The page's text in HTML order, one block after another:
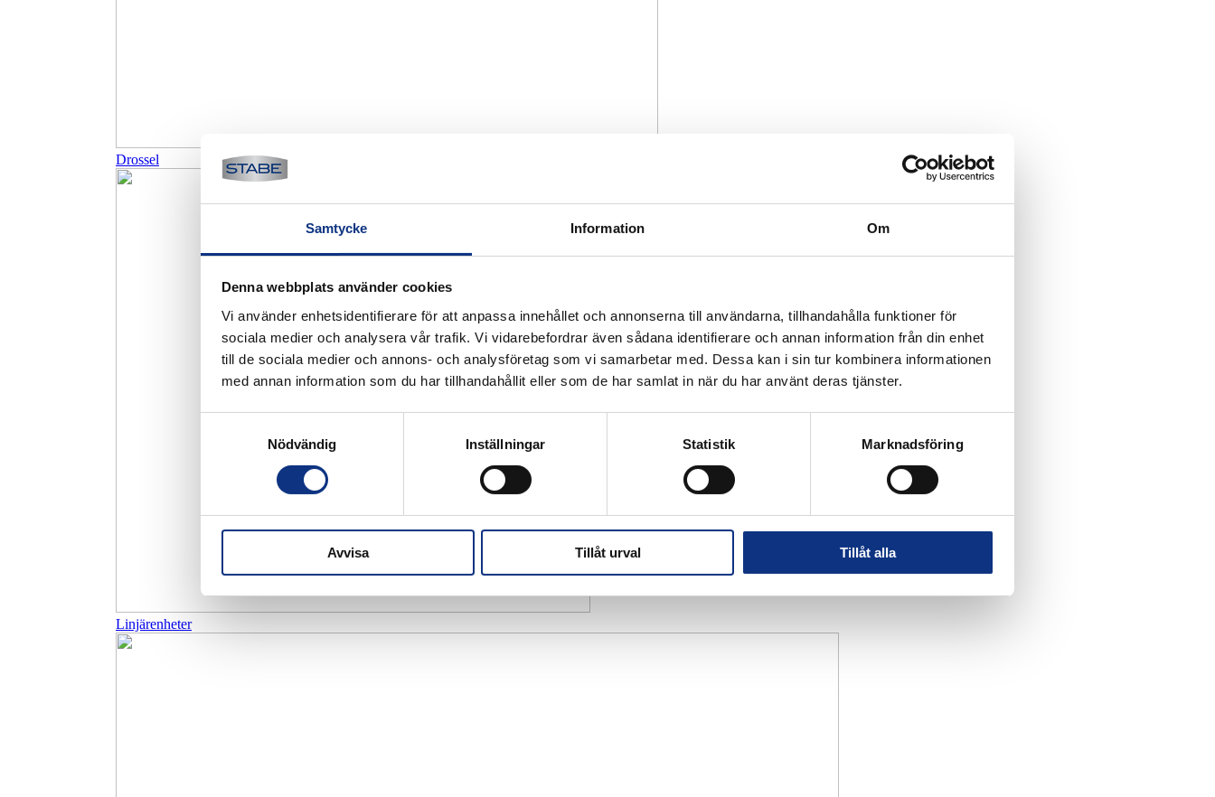
Samtycke Information Om
Denna webbplats använder cookies
Vi använder enhetsidentifierare för att anpassa innehållet och annonserna till användarna, tillhandahålla funktioner för
sociala medier och analysera vår trafik. Vi vidarebefordrar även sådana identifierare och annan information från din enhet
till de sociala medier och annons- och analysföretag som vi samarbetar med. Dessa kan i sin tur kombinera informationen
med annan information som du har tillhandahållit eller som de har samlat in när du har använt deras tjänster.
Nödvändig
Inställningar Statistik Marknadsföring
Avvisa Tillåt urval Tillåt alla
Drossel
Linjärenheter